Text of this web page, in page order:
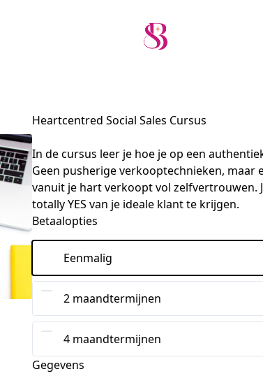
Heartcentred Social Sales Cursus
In de cursus leer je hoe je op een
Geen pusherige verkooptechnieken, maar
vanuit je hart verkoopt vol zelfvertrouwen.
totally YES van je ideale klant te krijgen.
Betaalopties
Eenmalig
2 maandtermijnen
4 maandtermijnen
Gegevens